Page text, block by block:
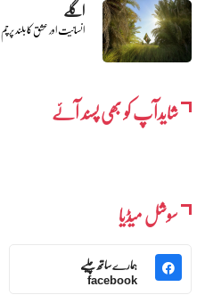
اگلے
انسانیت اور عشق کا بلند پرچم
شایدآپ کو بھی پسند آئے
سوشل میڈیا
ہمارے ساتھ چلیے
facebook